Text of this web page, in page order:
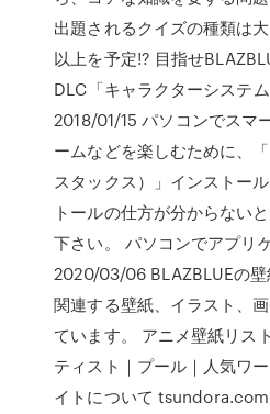
出題されるクイズの種類は
以上を予定!? 目指せ
DLC「キャラクターシステ
2018/01/15 パソコンでスマ
ームなどを楽しむために、
スタックス）」インストー
トールの仕方が分からない
下さい。 パソコンでアプリ
2020/03/06 BLAZBLUEの
関連する壁紙、イラスト、
ています。 アニメ壁紙リス
ティスト｜プール｜人気ワ
イトについて